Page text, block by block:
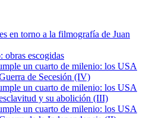
en torno a la filmografía de Juan
obras escogidas
un cuarto de milenio: los USA
de Secesión (IV)
un cuarto de milenio: los USA
y su abolición (III)
un cuarto de milenio: los USA